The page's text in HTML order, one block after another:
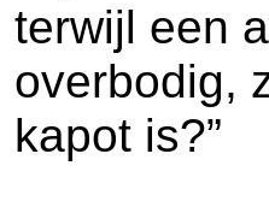
terwijl een
overbodig,
kapot is?”